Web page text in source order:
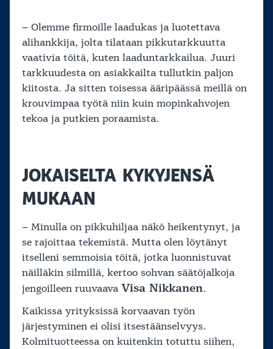
– Olemme firmoille laadukas ja luotettava
alihankkija, jolta tilataan pikkutarkkuutta
vaativia töitä, kuten laaduntarkkailua. Juuri
tarkkuudesta on asiakkailta tullutkin paljon
kiitosta. Ja sitten toisessa ääripäässä meillä on
krouvimpaa työtä niin kuin mopinkahvojen
tekoa ja putkien poraamista.
JOKAISELTA KYKYJENSÄ
MUKAAN
– Minulla on pikkuhiljaa näkö heikentynyt, ja
se rajoittaa tekemistä. Mutta olen löytänyt
itselleni semmoisia töitä, jotka luonnistuvat
näilläkin silmillä, kertoo sohvan säätöjalkoja
jengoilleen ruuvaava Visa Nikkanen.
Kaikissa yrityksissä korvaavan työn
järjestyminen ei olisi itsestäänselvyys.
Kolmituotteessa on kuitenkin totuttu siihen,